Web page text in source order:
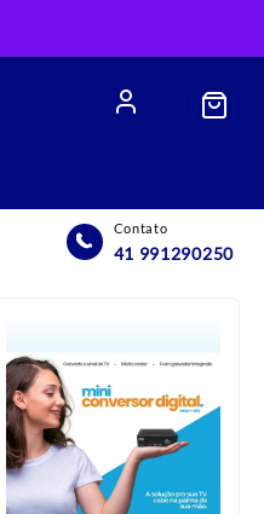
Contato
41 991290250